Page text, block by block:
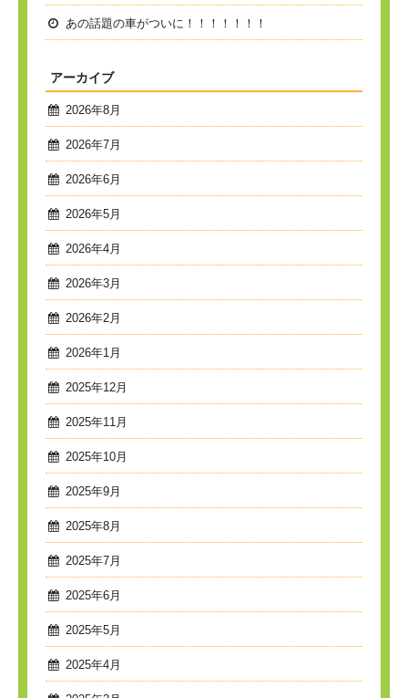
あの話題の車がついに！！！！！！！
アーカイブ
2026年8月
2026年7月
2026年6月
2026年5月
2026年4月
2026年3月
2026年2月
2026年1月
2025年12月
2025年11月
2025年10月
2025年9月
2025年8月
2025年7月
2025年6月
2025年5月
2025年4月